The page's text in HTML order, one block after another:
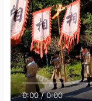
0:00/0:00